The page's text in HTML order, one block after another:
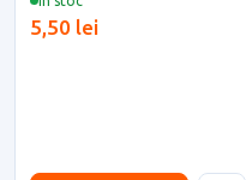
5,50 lei